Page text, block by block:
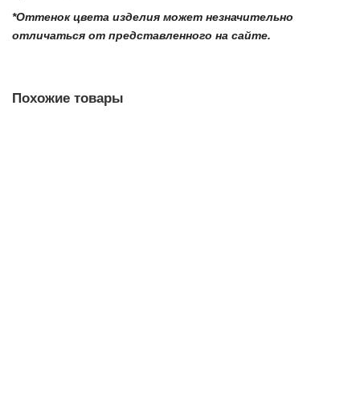
*Оттенок цвета изделия может незначительно
отличаться от представленного на сайте.
Похожие товары